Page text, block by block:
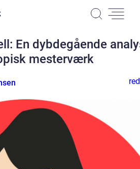
En dybdegående
mesterværk